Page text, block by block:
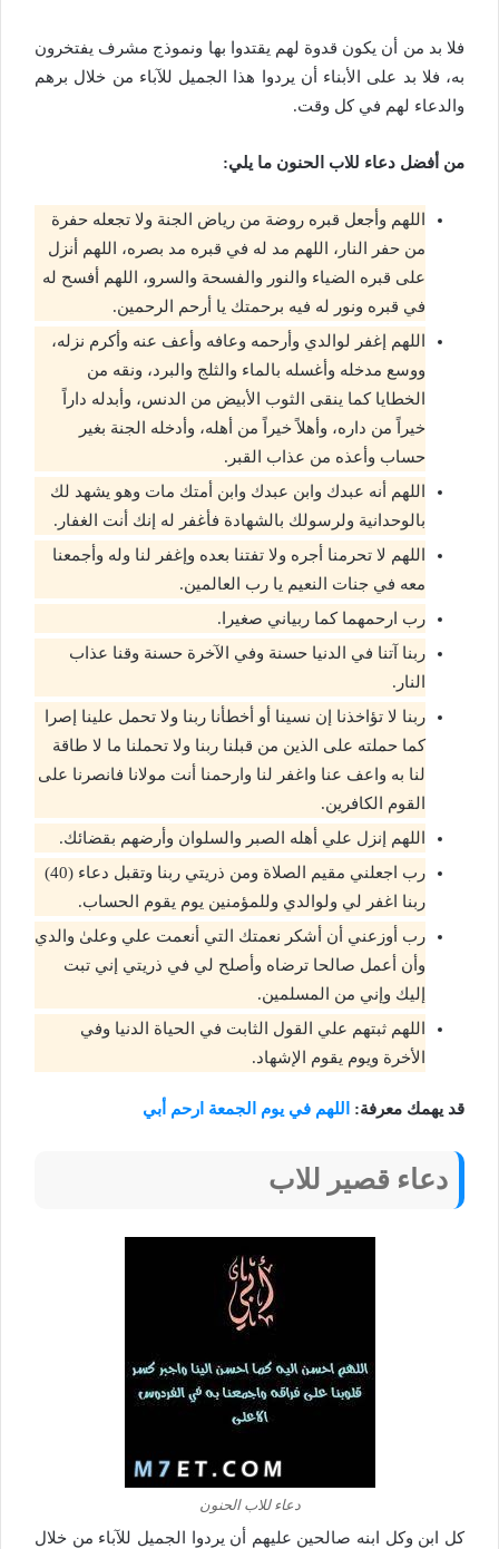
فلا بد من أن يكون قدوة لهم يقتدوا بها ونموذج مشرف يفتخرون
به، فلا بد على الأبناء أن يردوا هذا الجميل للآباء من خلال برهم
والدعاء لهم في كل وقت.
من أفضل دعاء للاب الحنون ما يلي:
اللهم وأجعل قبره روضة من رياض الجنة ولا تجعله حفرة
من حفر النار، اللهم مد له في قبره مد بصره، اللهم أنزل
على قبره الضياء والنور والفسحة والسرو، اللهم أفسح له
في قبره ونور له فيه برحمتك يا أرحم الرحمين.
اللهم إغفر لوالدي وأرحمه وعافه وأعف عنه وأكرم نزله،
ووسع مدخله وأغسله بالماء والثلج والبرد، ونقه من
الخطايا كما ينقى الثوب الأبيض من الدنس، وأبدله داراً
خيراً من داره، وأهلاً خيراً من أهله، وأدخله الجنة بغير
حساب وأعذه من عذاب القبر.
اللهم أنه عبدك وابن عبدك وابن أمتك مات وهو يشهد لك
بالوحدانية ولرسولك بالشهادة فأغفر له إنك أنت الغفار.
اللهم لا تحرمنا أجره ولا تفتنا بعده وإغفر لنا وله وأجمعنا
معه في جنات النعيم يا رب العالمين.
رب ارحمهما كما ربياني صغيرا.
ربنا آتنا في الدنيا حسنة وفي الآخرة حسنة وقنا عذاب
النار.
ربنا لا تؤاخذنا إن نسينا أو أخطأنا ربنا ولا تحمل علينا إصرا
كما حملته على الذين من قبلنا ربنا ولا تحملنا ما لا طاقة
لنا به واعف عنا واغفر لنا وارحمنا أنت مولانا فانصرنا على
القوم الكافرين.
اللهم إنزل علي أهله الصبر والسلوان وأرضهم بقضائك.
رب اجعلني مقيم الصلاة ومن ذريتي ربنا وتقبل دعاء (40)
ربنا اغفر لي ولوالدي وللمؤمنين يوم يقوم الحساب.
رب أوزعني أن أشكر نعمتك التي أنعمت علي وعلىٰ والدي
وأن أعمل صالحا ترضاه وأصلح لي في ذريتي إني تبت
إليك وإني من المسلمين.
اللهم ثبتهم علي القول الثابت في الحياة الدنيا وفي
الأخرة ويوم يقوم الإشهاد.
قد يهمك معرفة: اللهم في يوم الجمعة ارحم أبي
دعاء قصير للاب
دعاء للاب الحنون
كل ابن وكل ابنه صالحين عليهم أن يردوا الجميل للآباء من خلال